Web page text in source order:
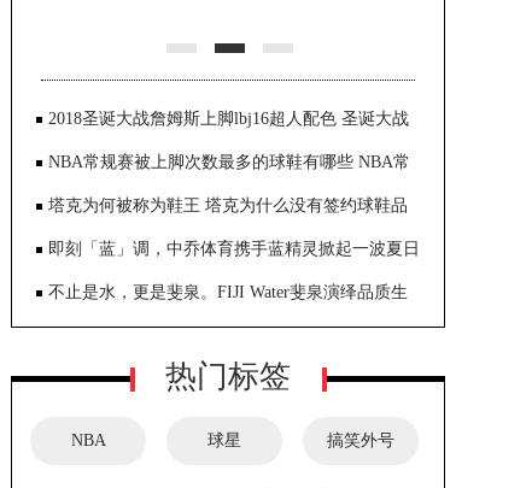
2018圣诞大战詹姆斯上脚lbj16超人配色 圣诞大战
颜NBA常规赛被上脚次数最多的球鞋有哪些 NBA常
规赛
塔克为何被称为鞋王 塔克为什么没有签约球鞋品
即刻「蓝」调，中乔体育携手蓝精灵掀起一波夏日
限定潮流
不止是水，更是斐泉。FIJI Water斐泉演绎品质生
热门标签
NBA 球星 搞笑外号